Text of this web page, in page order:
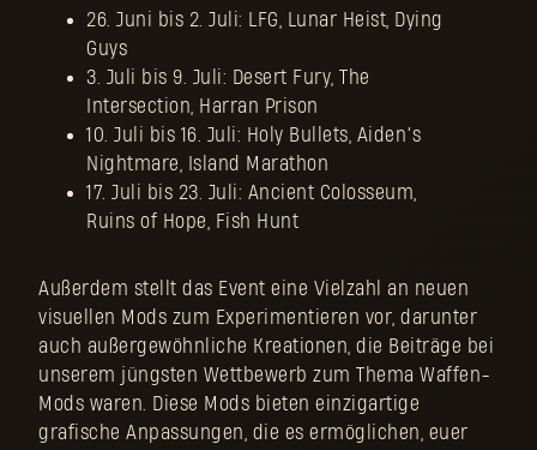
26. Juni bis 2. Juli: LFG, Lunar Heist, Dying
Guys
3. Juli bis 9. Juli: Desert Fury, The
Intersection, Harran Prison
10. Juli bis 16. Juli: Holy Bullets, Aiden’s
Nightmare, Island Marathon
17. Juli bis 23. Juli: Ancient Colosseum,
Ruins of Hope, Fish Hunt
Außerdem stellt das Event eine Vielzahl an neuen
visuellen Mods zum Experimentieren vor, darunter
auch außergewöhnliche Kreationen, die Beiträge bei
unserem jüngsten Wettbewerb zum Thema Waffen-
Mods waren. Diese Mods bieten einzigartige
grafische Anpassungen, die es ermöglichen, euer